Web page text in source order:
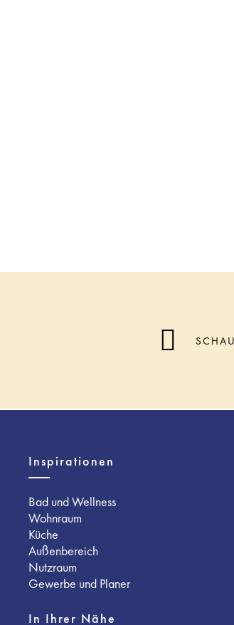
Inspirationen
Bad und Wellness
Wohnraum
Küche
Außenbereich
Nutzraum
Gewerbe und Planer
In Ihrer Nähe